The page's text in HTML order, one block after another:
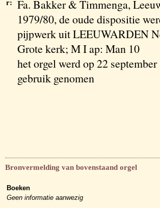
r: Fa. Bakker & Timmenga,
1979/80, de oude dispositie
pijpwerk uit LEEUWARDEN
Grote kerk; M I ap: Man 10
het orgel werd op 22
gebruik genomen
Bronvermelding van bovenstaand orgel
Boeken
Geen informatie aanwezig